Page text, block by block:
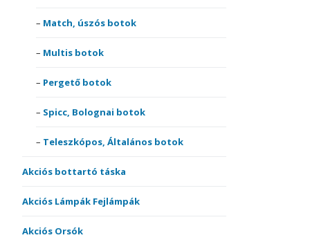
Match, úszós botok
Multis botok
Pergető botok
Spicc, Bolognai botok
Teleszkópos, Általános botok
Akciós bottartó táska
Akciós Lámpák Fejlámpák
Akciós Orsók